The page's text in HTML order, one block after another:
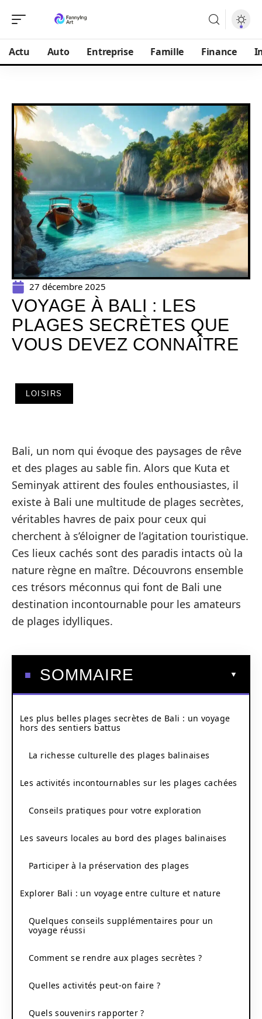
Actu Auto Entreprise Famille Finance
27 décembre 2025
VOYAGE À BALI : LES
PLAGES SECRÈTES QUE
VOUS DEVEZ CONNAÎTRE
LOISIRS
Bali, un nom qui évoque des paysages de rêve
et des plages au sable fin. Alors que Kuta et
Seminyak attirent des foules enthousiastes, il
existe à Bali une multitude de plages secrètes,
véritables havres de paix pour ceux qui
cherchent à s’éloigner de l’agitation touristique.
Ces lieux cachés sont des paradis intacts où la
nature règne en maître. Découvrons ensemble
ces trésors méconnus qui font de Bali une
destination incontournable pour les amateurs
de plages idylliques.
SOMMAIRE
Les plus belles plages secrètes de Bali : un voyage
hors des sentiers battus
La richesse culturelle des plages balinaises
Les activités incontournables sur les plages cachées
Conseils pratiques pour votre exploration
Les saveurs locales au bord des plages balinaises
Participer à la préservation des plages
Explorer Bali : un voyage entre culture et nature
Quelques conseils supplémentaires pour un
voyage réussi
Comment se rendre aux plages secrètes ?
Quelles activités peut-on faire ?
Quels souvenirs rapporter ?